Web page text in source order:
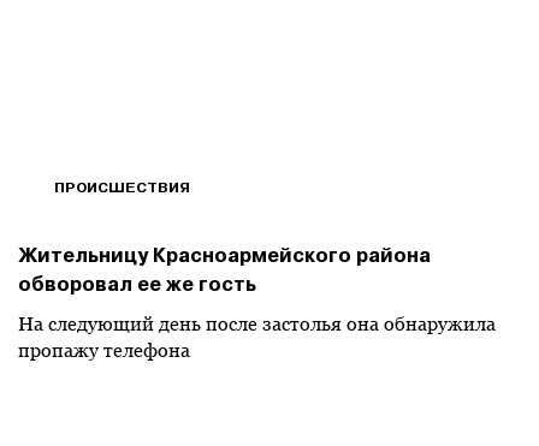
ПРОИСШЕСТВИЯ
Жительницу Красноармейского района
обворовал ее же гость
На следующий день после застолья она обнаружила
пропажу телефона